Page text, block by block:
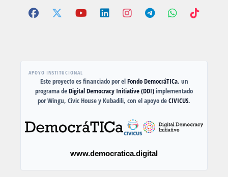
APOYO INSTITUCIONAL
Este proyecto es financiado por elFondo DemocráTICa, un
programa deDigital Democracy Initiative (DDI)implementado
por Wingu, Civic House y Kubadili, con el apoyo deCIVICUS.
www.democratica.digital